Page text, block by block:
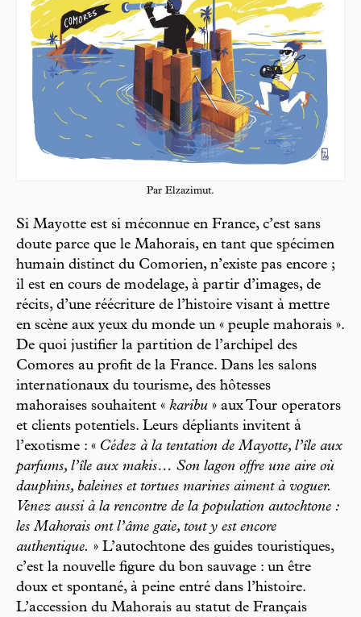
Par Elzazimut.
Si Mayotte est si méconnue en France, c’est sans
doute parce que le Mahorais, en tant que spécimen
humain distinct du Comorien, n’existe pas encore ;
il est en cours de modelage, à partir d’images, de
récits, d’une réécriture de l’histoire visant à mettre
en scène aux yeux du monde un « peuple mahorais ».
De quoi justifier la partition de l’archipel des
Comores au profit de la France. Dans les salons
internationaux du tourisme, des hôtesses
mahoraises souhaitent « karibu » aux Tour operators
et clients potentiels. Leurs dépliants invitent à
l’exotisme : « Cédez à la tentation de Mayotte, l’île aux
parfums, l’île aux makis… Son lagon offre une aire où
dauphins, baleines et tortues marines aiment à voguer.
Venez aussi à la rencontre de la population autochtone :
les Mahorais ont l’âme gaie, tout y est encore
authentique. » L’autochtone des guides touristiques,
c’est la nouvelle figure du bon sauvage : un être
doux et spontané, à peine entré dans l’histoire.
L’accession du Mahorais au statut de Français